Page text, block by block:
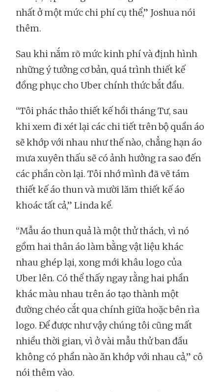
nhất ở một mức chi phí cụ thể,” Joshua nói
thêm.
Sau khi nắm rõ mức kinh phí và định hình
những ý tưởng cơ bản, quá trình thiết kế
đồng phục cho Uber chính thức bắt đầu.
“Tôi phác thảo thiết kế hồi tháng Tư, sau
khi xem đi xét lại các chi tiết trên bộ quần áo
sẽ khớp với nhau như thế nào, chẳng hạn áo
mưa xuyên thấu sẽ có ảnh hưởng ra sao đến
các phần còn lại. Tôi nhớ mình đã vẽ tám
thiết kế áo thun và mười lăm thiết kế áo
khoác tất cả,” Linda kể.
“Mẫu áo thun quả là một thử thách, vì nó
gồm hai thân áo làm bằng vật liệu khác
nhau ghép lại, xong mới khâu logo của
Uber lên. Có thể thấy ngay rằng hai phần
khác màu nhau trên áo tạo thành một
đường chéo cắt qua chính giữa hoặc bên rìa
logo. Để được như vậy chúng tôi cũng mất
nhiều thời gian, vì ở vài mẫu thử ban đầu
không có phần nào ăn khớp với nhau cả,” cô
nói thêm vào.